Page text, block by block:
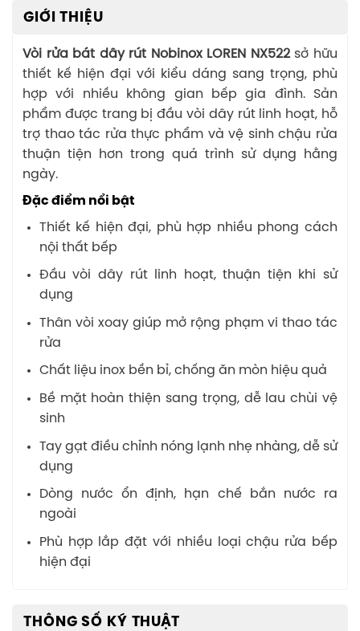
GIỚI THIỆU
Vòi rửa bát dây rút Nobinox LOREN NX522sở hữu
thiết kế hiện đại với kiểu dáng sang trọng, phù
hợp với nhiều không gian bếp gia đình. Sản
phẩm được trang bị đầu vòi dây rút linh hoạt, hỗ
trợ thao tác rửa thực phẩm và vệ sinh chậu rửa
thuận tiện hơn trong quá trình sử dụng hằng
ngày.
Đặc điểm nổi bật
Thiết kế hiện đại, phù hợp nhiều phong cách
nội thất bếp
Đầu vòi dây rút linh hoạt, thuận tiện khi sử
dụng
Thân vòi xoay giúp mở rộng phạm vi thao tác
rửa
Chất liệu inox bền bỉ, chống ăn mòn hiệu quả
Bề mặt hoàn thiện sang trọng, dễ lau chùi vệ
sinh
Tay gạt điều chỉnh nóng lạnh nhẹ nhàng, dễ sử
dụng
Dòng nước ổn định, hạn chế bắn nước ra
ngoài
Phù hợp lắp đặt với nhiều loại chậu rửa bếp
hiện đại
THÔNG SỐ KỸ THUẬT